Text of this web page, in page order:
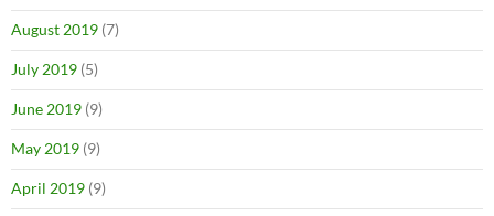
August 2019 (7)
July 2019 (5)
June 2019 (9)
May 2019 (9)
April 2019 (9)